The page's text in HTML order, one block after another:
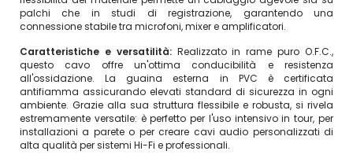
palchi che in studi di registrazione, garantendo una
connessione stabile tra microfoni, mixer e amplificatori.
Caratteristiche e versatilità: Realizzato in rame puro O.F.C.,
questo cavo offre un'ottima conducibilità e resistenza
all'ossidazione. La guaina esterna in PVC è certificata
antifiamma assicurando elevati standard di sicurezza in ogni
ambiente. Grazie alla sua struttura flessibile e robusta, si rivela
estremamente versatile: è perfetto per l'uso intensivo in tour, per
installazioni a parete o per creare cavi audio personalizzati di
alta qualità per sistemi Hi-Fi e professionali.